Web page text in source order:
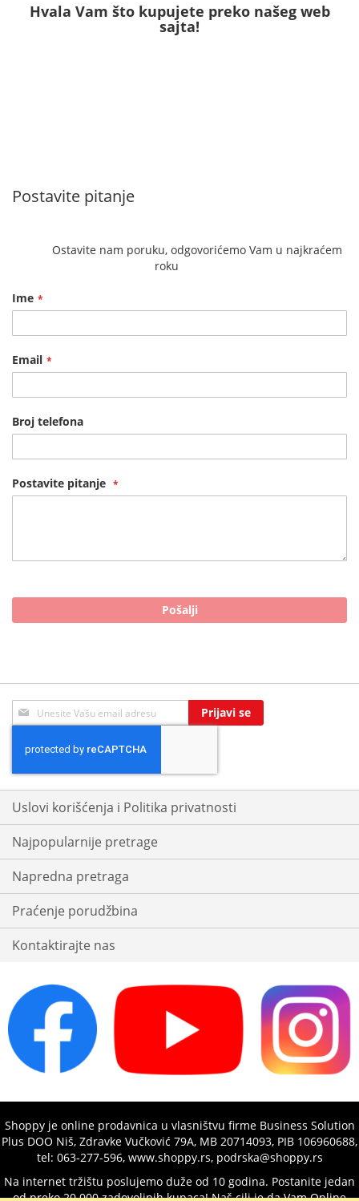
Hvala Vam što kupujete preko našeg web
sajta!
Postavite pitanje
            Ostavite nam poruku, odgovorićemo Vam u najkraćem
Ime
Email
Broj telefona
Postavite pitanje
Pošalji
Sign
Up
Our
Newsletter:
Prijavi se
Uslovi korišćenja i Politika privatnosti
Najpopularnije pretrage
Napredna pretraga
Praćenje porudžbina
Kontaktirajte nas
Shoppy je online prodavnica u vlasništvu firme Business Solution
Plus DOO Niš, Zdravke Vučković 79A, MB 20714093, PIB 106960688,
tel: 063-277-596, www.shoppy.rs, podrska@shoppy.rs
Na internet tržištu poslujemo duže od 10 godina. Postanite jedan
od preko 20.000 zadovoljnih kupaca! Naš cilj je da Vam Online